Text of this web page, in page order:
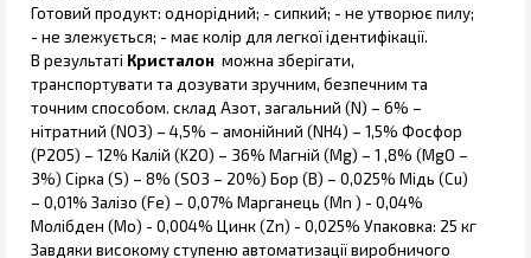
Готовий продукт: однорідний; - сипкий; - не утворює пилу;
- не злежується; - має колір для легкої ідентифікації.
В результаті Кристалон можна зберігати,
транспортувати та дозувати зручним, безпечним та
точним способом. склад Азот, загальний (N) – 6% –
нітратний (NO3) – 4,5% – амонійний (NH4) – 1,5% Фосфор
(P2O5) – 12% Калій (K2O) – 36% Магній (Mg) – 1 ,8% (MgO –
3%) Сірка (S) – 8% (SO3 – 20%) Бор (B) – 0,025% Мідь (Cu)
– 0,01% Залізо (Fe) – 0,07% Марганець (Mn ) - 0,04%
Молібден (Mo) - 0,004% Цинк (Zn) - 0,025% Упаковка: 25 кг
Завдяки високому ступеню автоматизації виробничого